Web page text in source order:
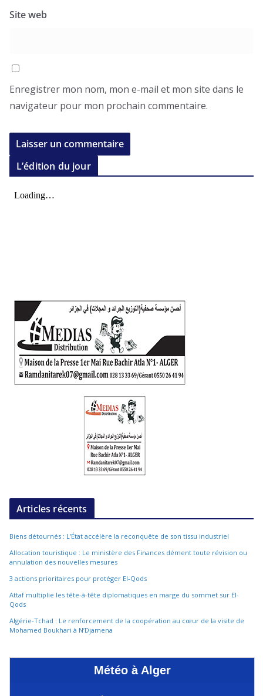
Site web
Enregistrer mon nom, mon e-mail et mon site dans le
navigateur pour mon prochain commentaire.
L’édition du jour
Articles récents
Biens détournés : L’État accélère la reconquête de son tissu industriel
Allocation touristique : Le ministère des Finances dément toute révision ou
annulation des nouvelles mesures
3 actions prioritaires pour protéger El-Qods
Attaf multiplie les tête-à-tête diplomatiques en marge du sommet sur El-
Qods
Algérie-Tchad : Le renforcement de la coopération au cœur de la visite de
Mohamed Boukhari à N’Djamena
Météo à Alger